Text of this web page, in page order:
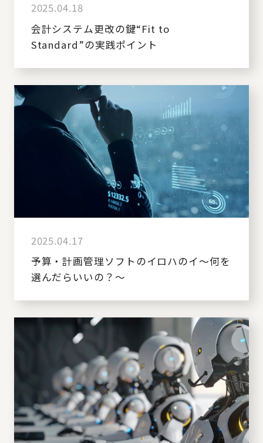
2025.04.18
会計システム更改の鍵“Fit to
Standard”の実践ポイント
2025.04.17
予算・計画管理ソフトのイロハのイ～何を
選んだらいいの？～